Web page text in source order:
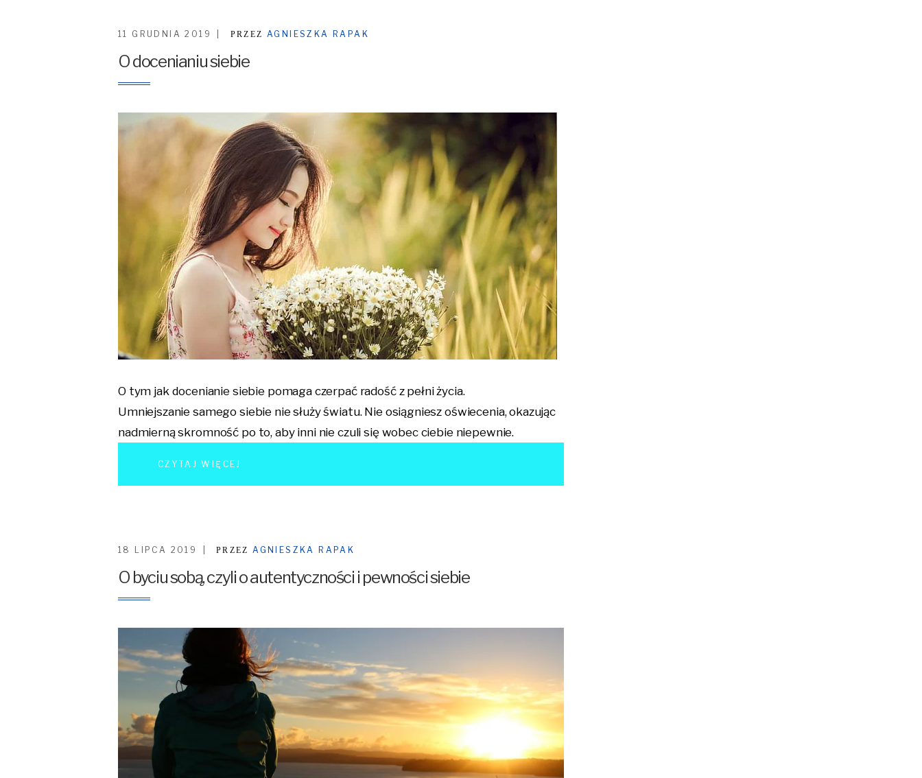
11 GRUDNIA 2019 PRZEZ AGNIESZKA RAPAK
O docenianiu siebie
O tym jak docenianie siebie pomaga czerpać radość z pełni życia.
Umniejszanie samego siebie nie służy światu. Nie osiągniesz oświecenia, okazując
nadmierną skromność po to, aby inni nie czuli się wobec ciebie niepewnie.
CZYTAJ WIĘCEJ
18 LIPCA 2019 PRZEZ AGNIESZKA RAPAK
O byciu sobą, czyli o autentyczności i pewności siebie